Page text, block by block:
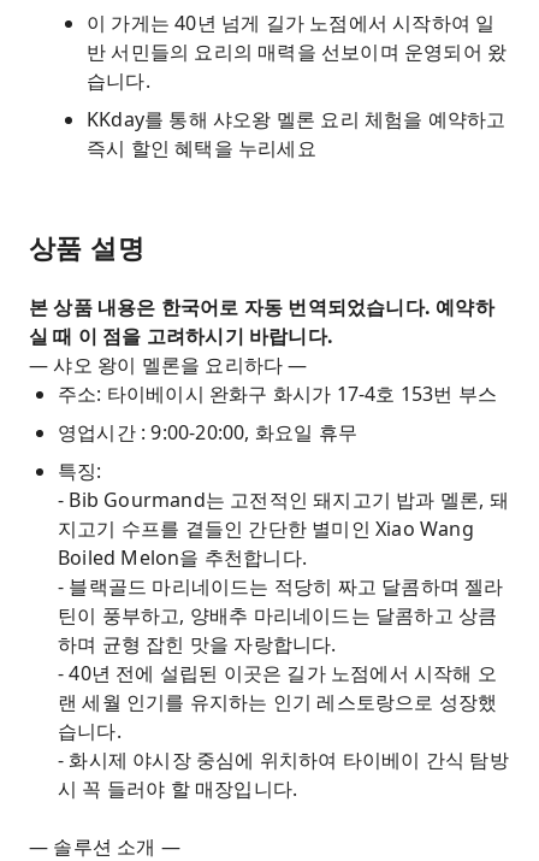
이 가게는 40년 넘게 길가 노점에서 시작하여 일
반 서민들의 요리의 매력을 선보이며 운영되어 왔
습니다.
KKday를 통해 샤오왕 멜론 요리 체험을 예약하고
즉시 할인 혜택을 누리세요
상품 설명
본 상품 내용은 한국어로 자동 번역되었습니다. 예약하
실 때 이 점을 고려하시기 바랍니다.
— 샤오 왕이 멜론을 요리하다 —
주소: 타이베이시 완화구 화시가 17-4호 153번 부스
영업시간 : 9:00-20:00, 화요일 휴무
특징:
- Bib Gourmand는 고전적인 돼지고기 밥과 멜론, 돼
지고기 수프를 곁들인 간단한 별미인 Xiao Wang
Boiled Melon을 추천합니다.
- 블랙골드 마리네이드는 적당히 짜고 달콤하며 젤라
틴이 풍부하고, 양배추 마리네이드는 달콤하고 상큼
하며 균형 잡힌 맛을 자랑합니다.
- 40년 전에 설립된 이곳은 길가 노점에서 시작해 오
랜 세월 인기를 유지하는 인기 레스토랑으로 성장했
습니다.
- 화시제 야시장 중심에 위치하여 타이베이 간식 탐방
시 꼭 들러야 할 매장입니다.
— 솔루션 소개 —